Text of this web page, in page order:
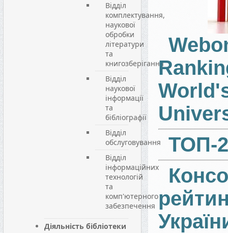
Відділ
комплектування,
наукової
обробки
літератури
та
книгозберігання
Відділ
наукової
інформації
та
бібліографії
Відділ
обслуговування
Відділ
інформаційних
технологій
та
комп'ютерного
забезпечення
Діяльність бібліотеки
ТОП-